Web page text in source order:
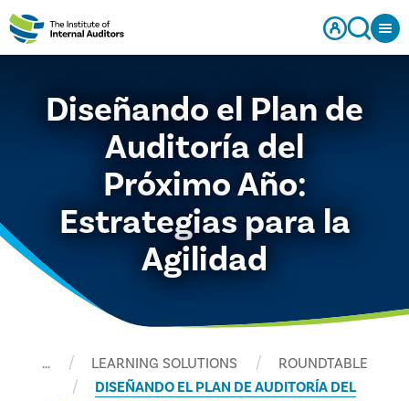
Diseñando el Plan de
Auditoría del
Próximo Año:
Estrategias para la
Agilidad
… LEARNING SOLUTIONS
ROUNDTABLE
DISEÑANDO EL PLAN DE AUDITORÍA DEL